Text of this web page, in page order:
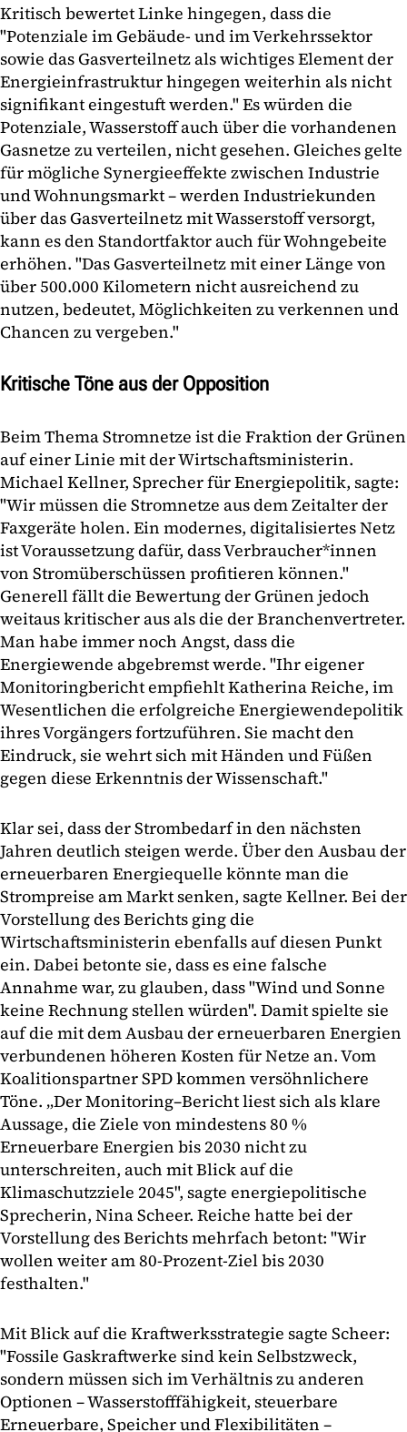
Kritisch bewertet Linke hingegen, dass die
"Potenziale im Gebäude- und im Verkehrssektor
sowie das Gasverteilnetz als wichtiges Element der
Energieinfrastruktur hingegen weiterhin als nicht
signifikant eingestuft werden." Es würden die
Potenziale, Wasserstoff auch über die vorhandenen
Gasnetze zu verteilen, nicht gesehen. Gleiches gelte
für mögliche Synergieeffekte zwischen Industrie
und Wohnungsmarkt – werden Industriekunden
über das Gasverteilnetz mit Wasserstoff versorgt,
kann es den Standortfaktor auch für Wohngebeite
erhöhen. "Das Gasverteilnetz mit einer Länge von
über 500.000 Kilometern nicht ausreichend zu
nutzen, bedeutet, Möglichkeiten zu verkennen und
Chancen zu vergeben."
Kritische Töne aus der Opposition
Beim Thema Stromnetze ist die Fraktion der Grünen
auf einer Linie mit der Wirtschaftsministerin.
Michael Kellner, Sprecher für Energiepolitik, sagte:
"Wir müssen die Stromnetze aus dem Zeitalter der
Faxgeräte holen. Ein modernes, digitalisiertes Netz
ist Voraussetzung dafür, dass Verbraucher*innen
von Stromüberschüssen profitieren können."
Generell fällt die Bewertung der Grünen jedoch
weitaus kritischer aus als die der Branchenvertreter.
Man habe immer noch Angst, dass die
Energiewende abgebremst werde. "Ihr eigener
Monitoringbericht empfiehlt Katherina Reiche, im
Wesentlichen die erfolgreiche Energiewendepolitik
ihres Vorgängers fortzuführen. Sie macht den
Eindruck, sie wehrt sich mit Händen und Füßen
gegen diese Erkenntnis der Wissenschaft."
Klar sei, dass der Strombedarf in den nächsten
Jahren deutlich steigen werde. Über den Ausbau der
erneuerbaren Energiequelle könnte man die
Strompreise am Markt senken, sagte Kellner. Bei der
Vorstellung des Berichts ging die
Wirtschaftsministerin ebenfalls auf diesen Punkt
ein. Dabei betonte sie, dass es eine falsche
Annahme war, zu glauben, dass "Wind und Sonne
keine Rechnung stellen würden". Damit spielte sie
auf die mit dem Ausbau der erneuerbaren Energien
verbundenen höheren Kosten für Netze an. Vom
Koalitionspartner SPD kommen versöhnlichere
Töne. „Der Monitoring–Bericht liest sich als klare
Aussage, die Ziele von mindestens 80 %
Erneuerbare Energien bis 2030 nicht zu
unterschreiten, auch mit Blick auf die
Klimaschutzziele 2045", sagte energiepolitische
Sprecherin, Nina Scheer. Reiche hatte bei der
Vorstellung des Berichts mehrfach betont: "Wir
wollen weiter am 80-Prozent-Ziel bis 2030
festhalten."
Mit Blick auf die Kraftwerksstrategie sagte Scheer:
"Fossile Gaskraftwerke sind kein Selbstzweck,
sondern müssen sich im Verhältnis zu anderen
Optionen – Wasserstofffähigkeit, steuerbare
Erneuerbare, Speicher und Flexibilitäten –